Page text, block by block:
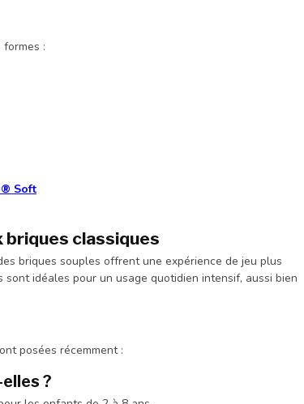
:
Soft
classiques
briques souples offrent une expérience de jeu plus
idéales pour un usage quotidien intensif, aussi bien
posées récemment :
?